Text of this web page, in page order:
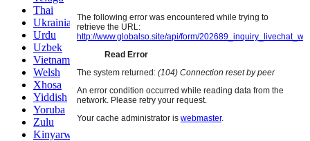
Thai
Ukrainian
Urdu
Uzbek
Vietnamese
Welsh
Xhosa
Yiddish
Yoruba
Zulu
Kinyarwanda